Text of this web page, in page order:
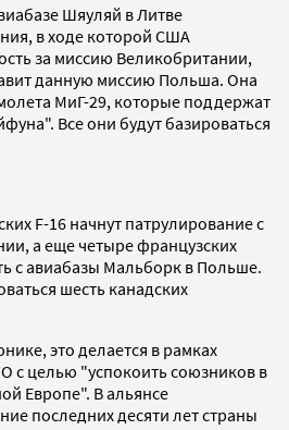
Шяуляй в Литве
в ходе которой США
за миссию Великобритании,
данную миссию Польша. Она
МиГ-29, которые поддержат
Все они будут базироваться
F-16 начнут патрулирование с
а еще четыре французских
с авиабазы Мальборк в Польше.
шесть канадских
это делается в рамках
с целью "успокоить союзников в
Европе". В альянсе
последних десяти лет страны